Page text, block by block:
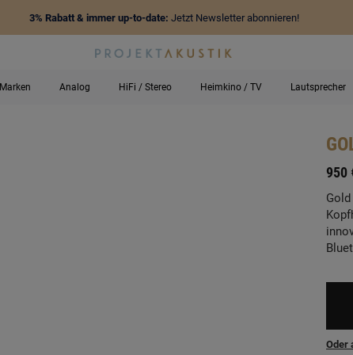
3% Rabatt & immer up-to-date: Jetzt Newsletter abonnieren!
Marken Analog HiFi / Stereo Heimkino / TV Lautsprecher
950
Oder